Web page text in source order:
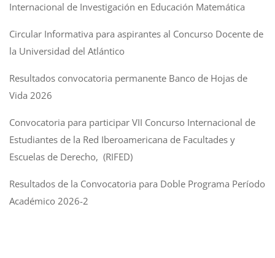
Internacional de Investigación en Educación Matemática
Circular Informativa para aspirantes al Concurso Docente de
la Universidad del Atlántico
Resultados convocatoria permanente Banco de Hojas de
Vida 2026
Convocatoria para participar VII Concurso Internacional de
Estudiantes de la Red Iberoamericana de Facultades y
Escuelas de Derecho, (RIFED)
Resultados de la Convocatoria para Doble Programa Período
Académico 2026-2